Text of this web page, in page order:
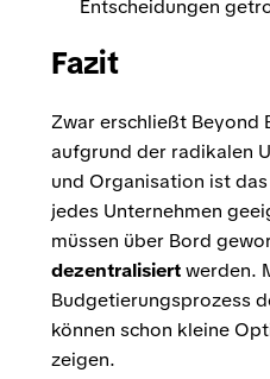
Entscheidungen
Fazit
Zwar erschließt Beyond
aufgrund der radikalen
und Organisation ist
jedes Unternehmen
müssen über Bord
dezentralisiertwerden.
Budgetierungsprozess
können schon kleine
zeigen.